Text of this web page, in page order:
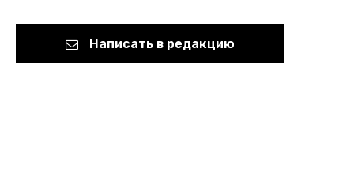
Написать в редакцию